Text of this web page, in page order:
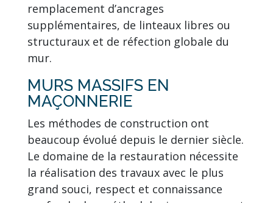
remplacement d’ancrages
supplémentaires, de linteaux libres ou
structuraux et de réfection globale du
mur.
MURS MASSIFS EN
MAÇONNERIE
Les méthodes de construction ont
beaucoup évolué depuis le dernier siècle.
Le domaine de la restauration nécessite
la réalisation des travaux avec le plus
grand souci, respect et connaissance